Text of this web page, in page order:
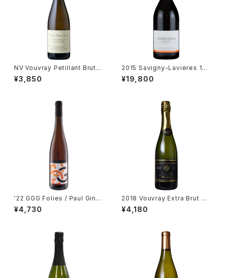
NV Vouvray Petillant Brut /
Dm. Vigneau-Chevreau
¥3,850
2015 Savigny-Lavieres 1er
Cru / Dm. Tollot Beaut
¥19,800
'22 GGG Folies / Paul Gingl
inger
¥4,730
2018 Vouvray Extra Brut Re
serve / Dm. Brunet
¥4,180